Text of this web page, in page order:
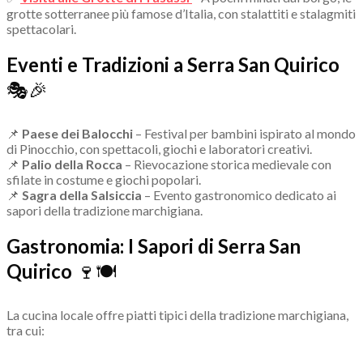
grotte sotterranee più famose d’Italia, con stalattiti e stalagmiti
spettacolari.
Eventi e Tradizioni a Serra San Quirico
🎭🎉
📌 Paese dei Balocchi – Festival per bambini ispirato al mondo
di Pinocchio, con spettacoli, giochi e laboratori creativi.
📌 Palio della Rocca – Rievocazione storica medievale con
sfilate in costume e giochi popolari.
📌 Sagra della Salsiccia – Evento gastronomico dedicato ai
sapori della tradizione marchigiana.
Gastronomia: I Sapori di Serra San
Quirico 🍷🍽
La cucina locale offre piatti tipici della tradizione marchigiana,
tra cui: